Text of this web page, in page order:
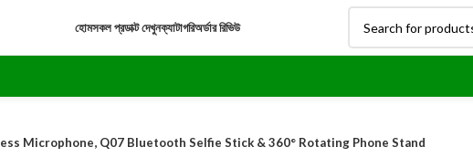
হোমসকল প্রডাক্ট দেখুনক্যাটাগরিঅর্ডার রিভিউ
Microphone, Q07 Bluetooth Selfie Stick & 360° Rotating Phone Stand